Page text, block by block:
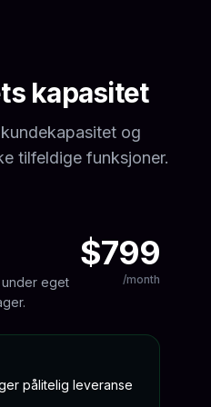
kapasitet
og
tilfeldige funksjoner.
eget
$799
/month
pålitelig leveranse